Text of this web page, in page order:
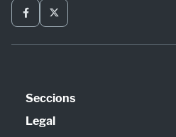
Seccions
Política
Legal